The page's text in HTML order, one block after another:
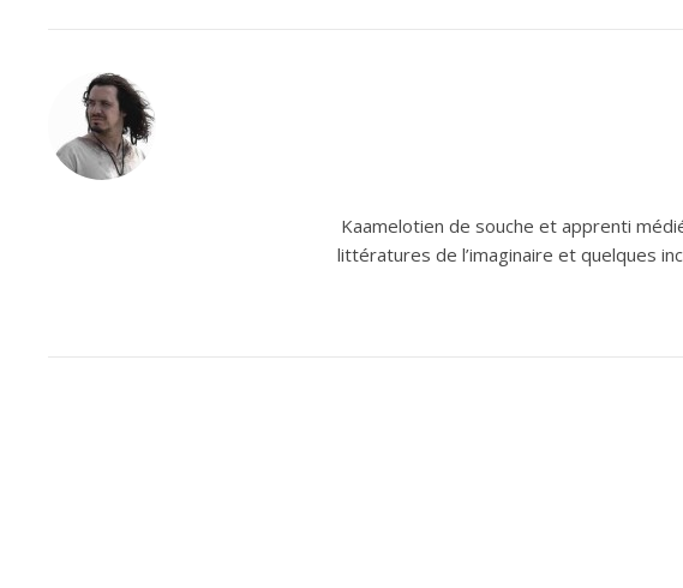
Kaamelotien de souche et apprenti
littératures de l’imaginaire et quelques